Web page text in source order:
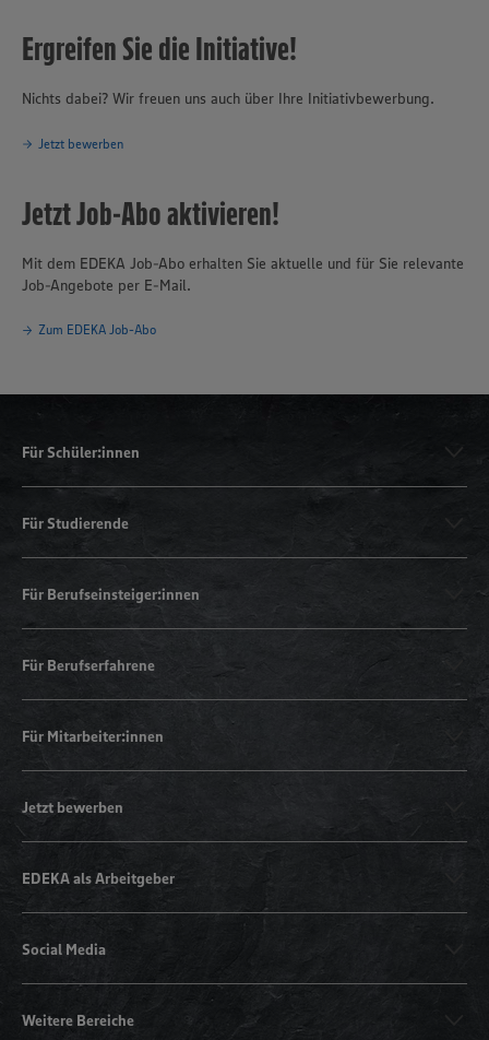
Ergreifen Sie die Initiative!
Nichts dabei? Wir freuen uns auch über Ihre Initiativbewerbung.
Jetzt bewerben
Jetzt Job-Abo aktivieren!
Mit dem EDEKA Job-Abo erhalten Sie aktuelle und für Sie relevante
Job-Angebote per E-Mail.
Zum EDEKA Job-Abo
Für Schüler:innen
Für Studierende
Für Berufseinsteiger:innen
Für Berufserfahrene
Für Mitarbeiter:innen
Jetzt bewerben
EDEKA als Arbeitgeber
Social Media
Weitere Bereiche